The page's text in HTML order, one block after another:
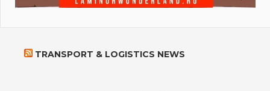
TRANSPORT & LOGISTICS NEWS